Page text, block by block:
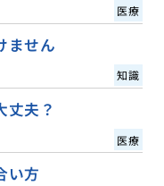
医療
ません
知識
丈夫？
医療
い方